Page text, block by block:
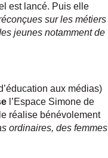
est lancé. Puis elle
sur les métiers
jeunes notamment de
aux médias)
l’Espace Simone de
réalise bénévolement
ordinaires, des femmes